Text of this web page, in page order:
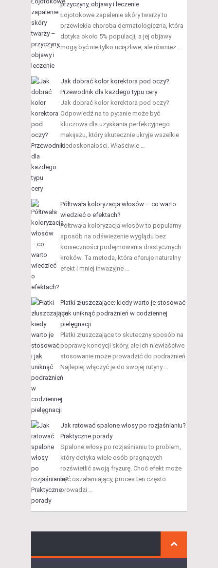
przyczyny, objawy i leczenie
Łojotokowe zapalenie skóry twarzy to
przewlekła choroba dermatologiczna, która
dotyka około 5% populacji, a jej objawy
mogą być nie tylko uciążliwe, ale również …
Jak dobrać kolor korektora pod oczy?
Przewodnik dla każdego typu cery
Jak dobrać kolor korektora pod oczy?
Odpowiedź na to pytanie może być
kluczowa dla uzyskania perfekcyjnego
makijażu, który skutecznie ukryje wszelkie
niedoskonałości. Właściwie …
Półtrwała koloryzacja włosów – co warto
wiedzieć o efektach?
Półtrwała koloryzacja włosów to popularny
sposób na odświeżenie wyglądu bez
konieczności podejmowania drastycznych
kroków. Ta metoda, która oferuje naturalny
efekt i mniej inwazyjne …
Płatki złuszczające: kiedy warto je stosować
i jak uniknąć podrażnień w codziennej
pielęgnacji
Płatki złuszczające to skuteczny sposób na
poprawę kondycji skóry, ale ich niewłaściwe
stosowanie może prowadzić do podrażnień.
Najlepiej włączyć je do swojej rutyny …
Jak ratować spalone włosy po rozjaśnianiu?
Praktyczne porady
Spalone włosy po rozjaśnianiu to problem,
który dotyka wiele osób pragnących
rozświetlić swoją fryzurę. Choć efekt może
być oszałamiający, proces ten często
prowadzi …